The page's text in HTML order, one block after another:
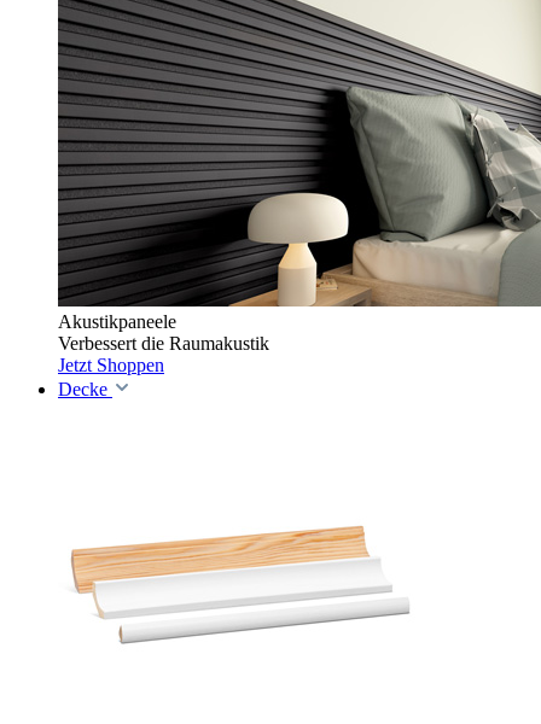
Akustikpaneele
Verbessert die Raumakustik
Jetzt Shoppen
Decke